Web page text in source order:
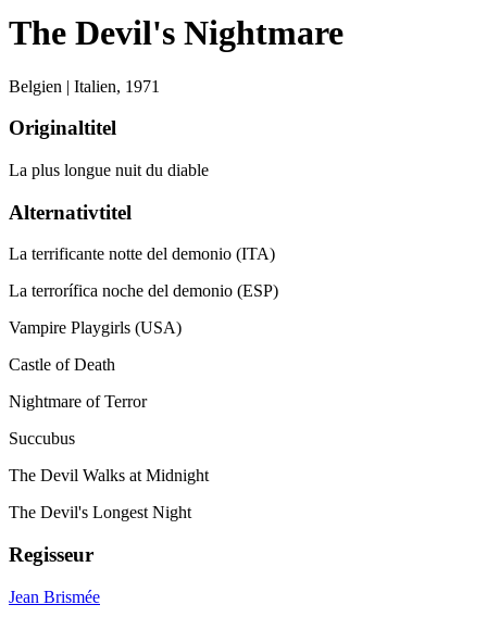
The Devil's Nightmare
Belgien | Italien, 1971
Originaltitel
La plus longue nuit du diable
Alternativtitel
La terrificante notte del demonio (ITA)
La terrorífica noche del demonio (ESP)
Vampire Playgirls (USA)
Castle of Death
Nightmare of Terror
Succubus
The Devil Walks at Midnight
The Devil's Longest Night
Regisseur
Jean Brismée